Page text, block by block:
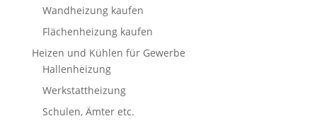
Wandheizung kaufen
Flächenheizung kaufen
Heizen und Kühlen für Gewerbe
Hallenheizung
Werkstattheizung
Schulen, Ämter etc.